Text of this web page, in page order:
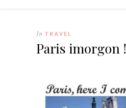
In TRAVEL
Paris imorgon !